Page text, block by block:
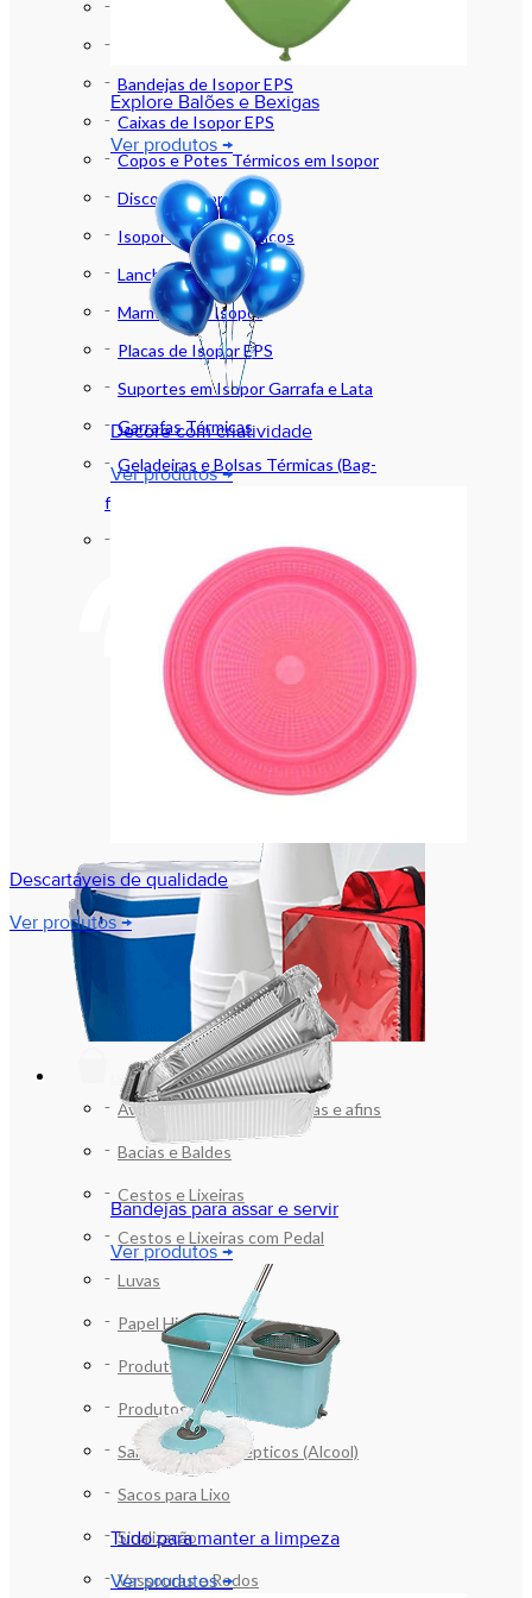
Marmitas Térmicas
Bandejas de Isopor EPS
Caixas de Isopor EPS
Copos e Potes Térmicos em Isopor
Discos de Isopor
Isopor (EPS) e Térmicos
Lancheiras de Isopor
Marmitex de Isopor
Placas de Isopor EPS
Suportes em Isopor Garrafa e Lata
Garrafas Térmicas
Geladeiras e Bolsas Térmicas (Bag-
freezer)
LIMPEZA E ORGANIZAÇÃO
Aventáis , Máscaras , Toucas e afins
Bacias e Baldes
Cestos e Lixeiras
Cestos e Lixeiras com Pedal
Luvas
Papel Higiênico
Produtos de Higiene
Produtos de Limpeza
Sabonetes e Assépticos (Alcool)
Sacos para Lixo
Sinalização
Vassouras e Rodos
Explore Balões e Bexigas
Ver produtos →
Decore com criatividade
Ver produtos →
Descartáveis de qualidade
Ver produtos →
Bandejas para assar e servir
Ver produtos →
Tudo para manter a limpeza
Ver produtos →